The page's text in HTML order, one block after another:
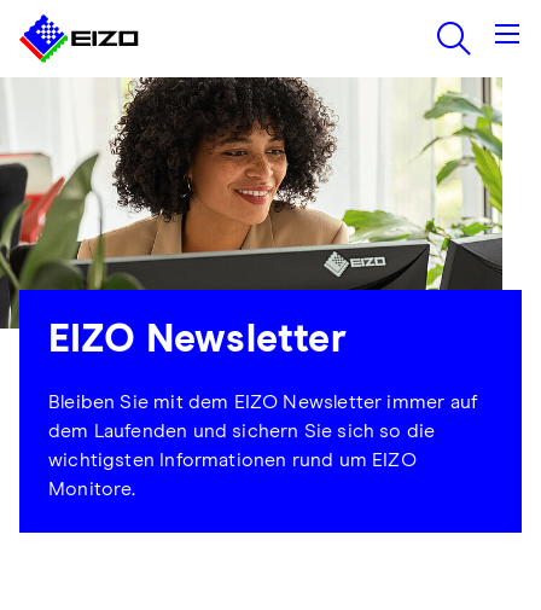
EIZO Newsletter
Bleiben Sie mit dem EIZO Newsletter immer auf
dem Laufenden und sichern Sie sich so die
wichtigsten Informationen rund um EIZO
Monitore.